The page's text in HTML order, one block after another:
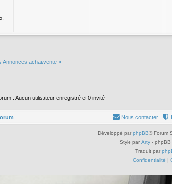
Annonces achat/vente »
: Aucun utilisateur enregistré et 0 invité
Nous contacter
Développé par phpBB® Forum
Style par Arty - phpBB
Traduit par
Confidentialité |